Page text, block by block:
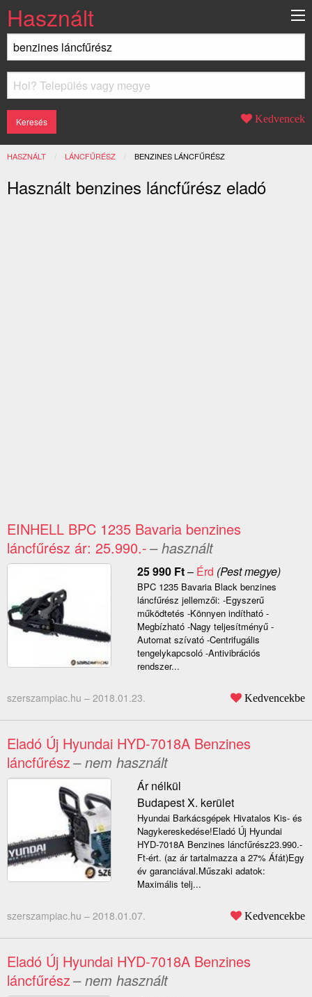
Használt
Kedvencek
HASZNÁLT LÁNCFŰRÉSZ JELENLEGI:
BENZINES LÁNCFŰRÉSZ
Használt benzines láncfűrész eladó
EINHELL BPC 1235 Bavaria benzines
láncfűrész ár: 25.990.-– használt
25 990 Ft– Érd (Pest megye)
BPC 1235 Bavaria Black benzines
láncfűrész jellemzői: -Egyszerű
működtetés -Könnyen indítható -
Megbízható -Nagy teljesítményű -
Automat szívató -Centrifugális
tengelykapcsoló -Antivibrációs
rendszer...
szerszampiac.hu – 2018.01.23. Kedvencekbe
Eladó Új Hyundai HYD-7018A Benzines
láncfűrész– nem használt
Ár nélkül
Budapest X. kerület
Hyundai Barkácsgépek Hivatalos Kis- és
Nagykereskedése!Eladó Új Hyundai
HYD-7018A Benzines láncfűrész23.990.-
Ft-ért. (az ár tartalmazza a 27% Áfát)Egy
év garanciával.Műszaki adatok:
Maximális telj...
szerszampiac.hu – 2018.01.07. Kedvencekbe
Eladó Új Hyundai HYD-7018A Benzines
láncfűrész– nem használt